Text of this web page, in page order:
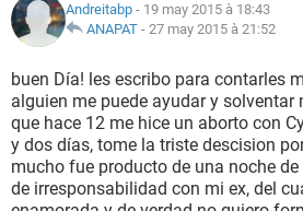
NUTRICIÓN
BIENESTAR
SEXUALIDAD
GLOSARIO
Andreitabp - 19 may 2015 à 18:43
ANAPAT - 27 may 2015 à 21:52
buen Día! les escribo para contarles
alguien me puede ayudar y solventar
que hace 12 me hice un aborto con
y dos días, tome la triste descision
mucho fue producto de una noche
de irresponsabilidad con mi ex, del